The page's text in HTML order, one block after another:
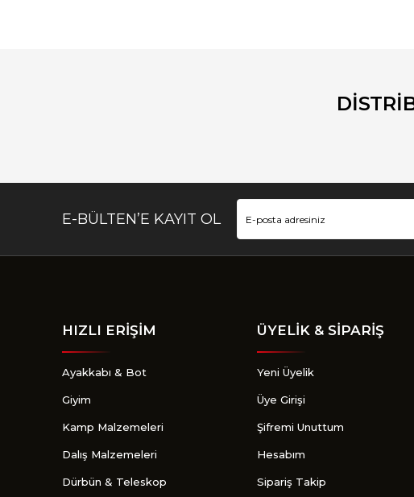
E-BÜLTEN’E KAYIT OL
HIZLI ERİŞİM
Ayakkabı & Bot
Giyim
Kamp Malzemeleri
Dalış Malzemeleri
Dürbün & Teleskop
ÜYELİK & SİPARİŞ
Yeni Üyelik
Üye Girişi
Şifremi Unuttum
Hesabım
Sipariş Takip